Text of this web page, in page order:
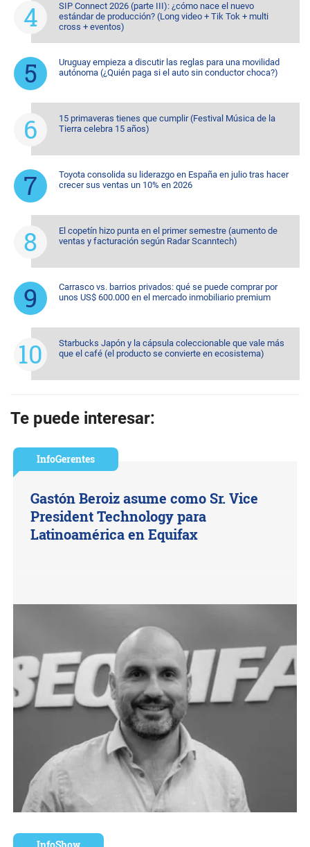
SIP Connect 2026 (parte III): ¿cómo nace el nuevo
estándar de producción? (Long video + Tik Tok + multi
cross + eventos)
Uruguay empieza a discutir las reglas para una movilidad
autónoma (¿Quién paga si el auto sin conductor choca?)
15 primaveras tienes que cumplir (Festival Música de la
Tierra celebra 15 años)
Toyota consolida su liderazgo en España en julio tras hacer
crecer sus ventas un 10% en 2026
El copetín hizo punta en el primer semestre (aumento de
ventas y facturación según Radar Scanntech)
Carrasco vs. barrios privados: qué se puede comprar por
unos US$ 600.000 en el mercado inmobiliario premium
Starbucks Japón y la cápsula coleccionable que vale más
que el café (el producto se convierte en ecosistema)
Te puede interesar:
InfoGerentes
Gastón Beroiz asume como Sr. Vice
President Technology para
Latinoamérica en Equifax